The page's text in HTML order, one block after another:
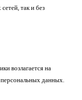
так и без
возлагается на
персональных данных.